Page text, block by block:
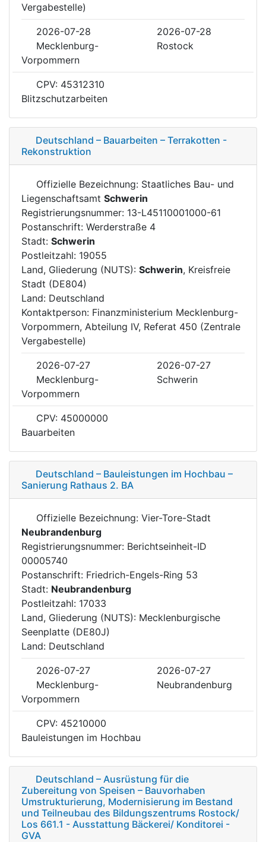
Vergabestelle)
2026-07-28
2026-07-28
Mecklenburg-
Vorpommern
Rostock
CPV: 45312310
Blitzschutzarbeiten
Deutschland – Bauarbeiten – Terrakotten -
Rekonstruktion
Offizielle Bezeichnung: Staatliches Bau- und
Liegenschaftsamt Schwerin
Registrierungsnummer: 13-L45110001000-61
Postanschrift: Werderstraße 4
Stadt: Schwerin
Postleitzahl: 19055
Land, Gliederung (NUTS): Schwerin, Kreisfreie
Stadt (DE804)
Land: Deutschland
Kontaktperson: Finanzministerium Mecklenburg-
Vorpommern, Abteilung IV, Referat 450 (Zentrale
Vergabestelle)
2026-07-27
2026-07-27
Mecklenburg-
Vorpommern
Schwerin
CPV: 45000000
Bauarbeiten
Deutschland – Bauleistungen im Hochbau –
Sanierung Rathaus 2. BA
Offizielle Bezeichnung: Vier-Tore-Stadt
Neubrandenburg
Registrierungsnummer: Berichtseinheit-ID
00005740
Postanschrift: Friedrich-Engels-Ring 53
Stadt: Neubrandenburg
Postleitzahl: 17033
Land, Gliederung (NUTS): Mecklenburgische
Seenplatte (DE80J)
Land: Deutschland
2026-07-27
2026-07-27
Mecklenburg-
Vorpommern
Neubrandenburg
CPV: 45210000
Bauleistungen im Hochbau
Deutschland – Ausrüstung für die
Zubereitung von Speisen – Bauvorhaben
Umstrukturierung, Modernisierung im Bestand
und Teilneubau des Bildungszentrums Rostock/
Los 661.1 - Ausstattung Bäckerei/ Konditorei -
GVA